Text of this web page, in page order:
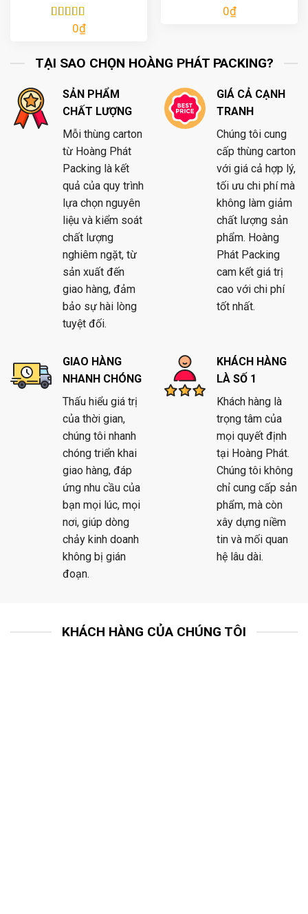
Được xếp
0₫
0₫
TẠI SAO CHỌN HOÀNG PHÁT PACKING?
SẢN PHẨM
CHẤT LƯỢNG
Mỗi thùng carton
từ Hoàng Phát
Packing là kết
quả của quy trình
lựa chọn nguyên
liệu và kiểm soát
chất lượng
nghiêm ngặt, từ
sản xuất đến
giao hàng, đảm
bảo sự hài lòng
tuyệt đối.
GIÁ CẢ CẠNH
TRANH
Chúng tôi cung
cấp thùng carton
với giá cả hợp lý,
tối ưu chi phí mà
không làm giảm
chất lượng sản
phẩm. Hoàng
Phát Packing
cam kết giá trị
cao với chi phí
tốt nhất.
GIAO HÀNG
NHANH CHÓNG
Thấu hiểu giá trị
của thời gian,
chúng tôi nhanh
chóng triển khai
giao hàng, đáp
ứng nhu cầu của
bạn mọi lúc, mọi
nơi, giúp dòng
chảy kinh doanh
không bị gián
đoạn.
KHÁCH HÀNG
LÀ SỐ 1
Khách hàng là
trọng tâm của
mọi quyết định
tại Hoàng Phát.
Chúng tôi không
chỉ cung cấp sản
phẩm, mà còn
xây dựng niềm
tin và mối quan
hệ lâu dài.
KHÁCH HÀNG CỦA CHÚNG TÔI